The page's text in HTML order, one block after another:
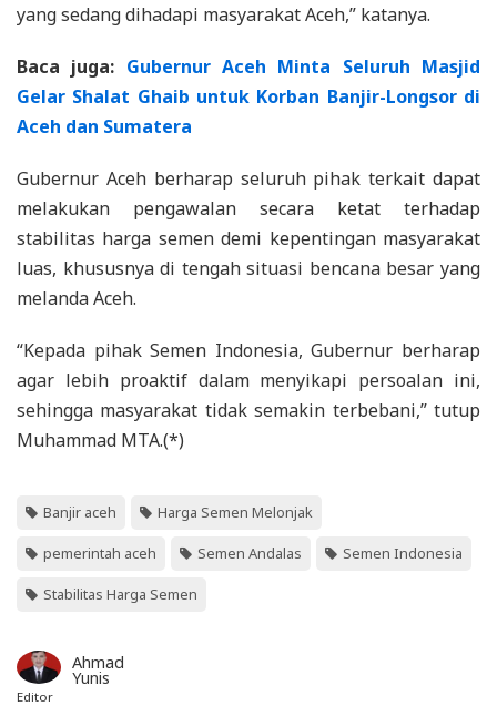
yang sedang dihadapi masyarakat Aceh,” katanya.
Baca juga: Gubernur Aceh Minta Seluruh Masjid
Gelar Shalat Ghaib untuk Korban Banjir-Longsor di
Aceh dan Sumatera
Gubernur Aceh berharap seluruh pihak terkait dapat
melakukan pengawalan secara ketat terhadap
stabilitas harga semen demi kepentingan masyarakat
luas, khususnya di tengah situasi bencana besar yang
melanda Aceh.
“Kepada pihak Semen Indonesia, Gubernur berharap
agar lebih proaktif dalam menyikapi persoalan ini,
sehingga masyarakat tidak semakin terbebani,” tutup
Muhammad MTA.(*)
Banjir aceh Harga Semen Melonjak
pemerintah aceh Semen Andalas Semen Indonesia
Stabilitas Harga Semen
Ahmad
Yunis
Editor